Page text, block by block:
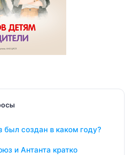
создан в каком году?
и Антанта кратко